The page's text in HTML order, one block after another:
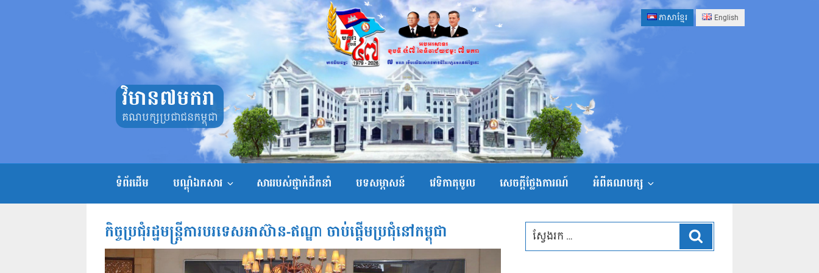
ភាសាខ្មែរ English
វិមាន៧មករា
គណបក្សប្រជាជនកម្ពុជា
ទំព័រដើម បណ្តុំឯកសារ សាររបស់ថ្នាក់ដឹកនាំ បទសម្ភាសន៍ វេទិកាតុមូល សេចក្ដីថ្លែងការណ៍ អំពីគណបក្ស
កិច្ចប្រជុំរដ្ឋមន្ត្រីការបរទេសអាស៊ាន-ឥណ្ឌា ចាប់ផ្តើមប្រជុំនៅកម្ពុជា